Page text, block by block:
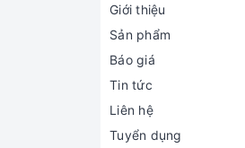
Giới thiệu
Sản phẩm
Báo giá
Tin tức
Liên hệ
Tuyển dụng